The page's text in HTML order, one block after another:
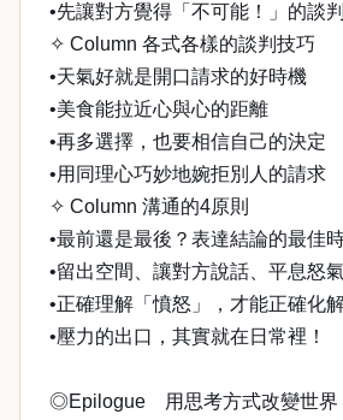
•先讓對方覺得「不可能！」的談
✧ Column 各式各樣的談判技巧
•天氣好就是開口請求的好時機
•美食能拉近心與心的距離
•再多選擇，也要相信自己的決定
•用同理心巧妙地婉拒別人的請求
✧ Column 溝通的4原則
•最前還是最後？表達結論的最佳
•留出空間、讓對方說話、平息怒
•正確理解「憤怒」，才能正確化
•壓力的出口，其實就在日常裡！
◎Epilogue 用思考方式改變世界